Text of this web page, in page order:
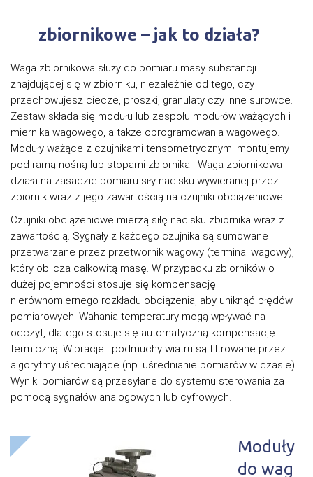
zbiornikowe – jak to działa?
Waga zbiornikowa służy do pomiaru masy substancji
znajdującej się w zbiorniku, niezależnie od tego, czy
przechowujesz ciecze, proszki, granulaty czy inne surowce.
Zestaw składa się modułu lub zespołu modułów ważących i
miernika wagowego, a także oprogramowania wagowego.
Moduły ważące z czujnikami tensometrycznymi montujemy
pod ramą nośną lub stopami zbiornika. Waga zbiornikowa
działa na zasadzie pomiaru siły nacisku wywieranej przez
zbiornik wraz z jego zawartością na czujniki obciążeniowe.
Czujniki obciążeniowe mierzą siłę nacisku zbiornika wraz z
zawartością. Sygnały z każdego czujnika są sumowane i
przetwarzane przez przetwornik wagowy (terminal wagowy),
który oblicza całkowitą masę. W przypadku zbiorników o
dużej pojemności stosuje się kompensację
nierównomiernego rozkładu obciążenia, aby uniknąć błędów
pomiarowych. Wahania temperatury mogą wpływać na
odczyt, dlatego stosuje się automatyczną kompensację
termiczną. Wibracje i podmuchy wiatru są filtrowane przez
algorytmy uśredniające (np. uśrednianie pomiarów w czasie).
Wyniki pomiarów są przesyłane do systemu sterowania za
pomocą sygnałów analogowych lub cyfrowych.
Moduły
do wag